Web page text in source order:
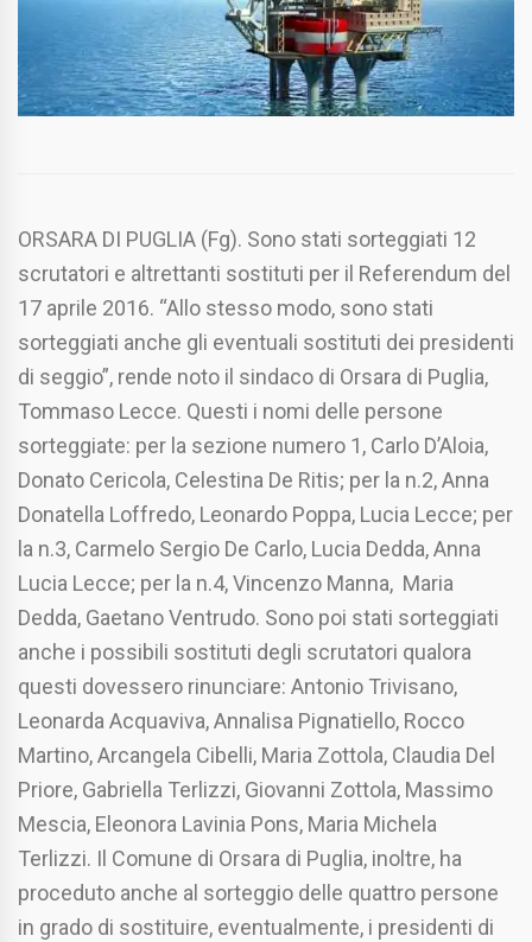
ORSARA DI PUGLIA (Fg). Sono stati sorteggiati 12
scrutatori e altrettanti sostituti per il Referendum del
17 aprile 2016. “Allo stesso modo, sono stati
sorteggiati anche gli eventuali sostituti dei presidenti
di seggio”, rende noto il sindaco di Orsara di Puglia,
Tommaso Lecce. Questi i nomi delle persone
sorteggiate: per la sezione numero 1, Carlo D’Aloia,
Donato Cericola, Celestina De Ritis; per la n.2, Anna
Donatella Loffredo, Leonardo Poppa, Lucia Lecce; per
la n.3, Carmelo Sergio De Carlo, Lucia Dedda, Anna
Lucia Lecce; per la n.4, Vincenzo Manna, Maria
Dedda, Gaetano Ventrudo. Sono poi stati sorteggiati
anche i possibili sostituti degli scrutatori qualora
questi dovessero rinunciare: Antonio Trivisano,
Leonarda Acquaviva, Annalisa Pignatiello, Rocco
Martino, Arcangela Cibelli, Maria Zottola, Claudia Del
Priore, Gabriella Terlizzi, Giovanni Zottola, Massimo
Mescia, Eleonora Lavinia Pons, Maria Michela
Terlizzi. Il Comune di Orsara di Puglia, inoltre, ha
proceduto anche al sorteggio delle quattro persone
in grado di sostituire, eventualmente, i presidenti di